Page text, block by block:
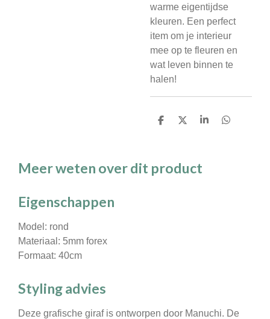
warme eigentijdse
kleuren. Een perfect
item om je interieur
mee op te fleuren en
wat leven binnen te
halen!
D
D
S
D
Meer weten over dit product
Eigenschappen
Model: rond
Materiaal: 5mm forex
Formaat: 40cm
Styling advies
Deze grafische giraf is ontworpen door Manuchi. De